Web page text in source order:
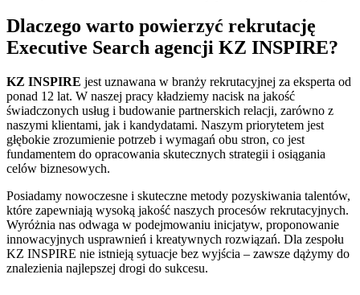
Dlaczego warto powierzyć rekrutację
Executive Search agencji KZ INSPIRE?
KZ INSPIRE jest uznawana w branży rekrutacyjnej za eksperta od
ponad 12 lat. W naszej pracy kładziemy nacisk na jakość
świadczonych usług i budowanie partnerskich relacji, zarówno z
naszymi klientami, jak i kandydatami. Naszym priorytetem jest
głębokie zrozumienie potrzeb i wymagań obu stron, co jest
fundamentem do opracowania skutecznych strategii i osiągania
celów biznesowych.
Posiadamy nowoczesne i skuteczne metody pozyskiwania talentów,
które zapewniają wysoką jakość naszych procesów rekrutacyjnych.
Wyróżnia nas odwaga w podejmowaniu inicjatyw, proponowanie
innowacyjnych usprawnień i kreatywnych rozwiązań. Dla zespołu
KZ INSPIRE nie istnieją sytuacje bez wyjścia – zawsze dążymy do
znalezienia najlepszej drogi do sukcesu.